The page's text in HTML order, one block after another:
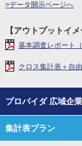
>データ開示ページへ
【アウトプットイメ
基本調査レポート
クロス集計表＋自
プロバイダ 広域企
集計表プラン